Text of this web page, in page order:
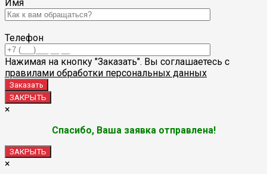
Имя
Телефон
Нажимая на кнопку "Заказать". Вы соглашаетесь с
правилами обработки персональных данных
ЗАКРЫТЬ
×
Спасибо, Ваша заявка отправлена!
ЗАКРЫТЬ
×